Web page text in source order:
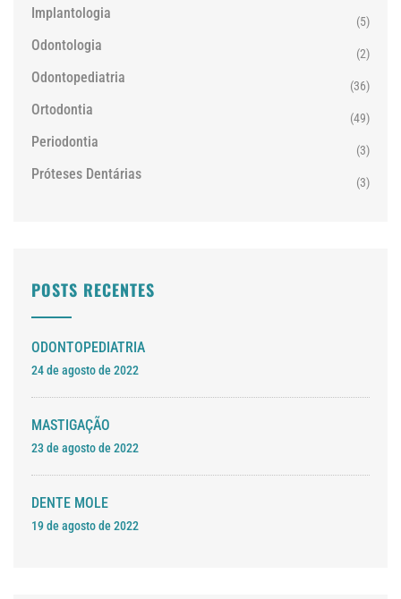
Implantologia (5)
Odontologia (2)
Odontopediatria (36)
Ortodontia (49)
Periodontia (3)
Próteses Dentárias (3)
POSTS RECENTES
ODONTOPEDIATRIA
24 de agosto de 2022
MASTIGAÇÃO
23 de agosto de 2022
DENTE MOLE
19 de agosto de 2022